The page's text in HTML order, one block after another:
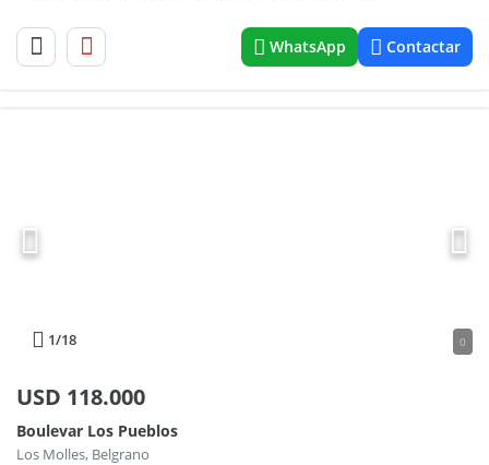
WhatsApp Contactar
1/18 0
USD 118.000
Boulevar Los Pueblos
Los Molles, Belgrano